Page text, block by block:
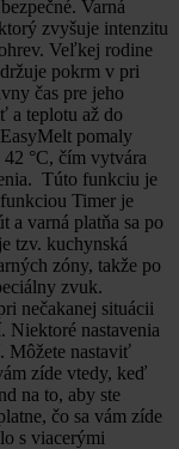
Varná
zvyšuje intenzitu
Veľkej rodine
pokrm v pri
čas pre jeho
a teplotu až do
pomaly
°C, čím vytvára
Túto funkciu je
Timer je
a varná platňa sa po
tzv. kuchynská
zóny, takže po
zvuk.
nečakanej situácii
Niektoré nastavenia
Môžete nastaviť
zíde vtedy, keď
na to, aby ste
čo sa vám zíde
s viacerými